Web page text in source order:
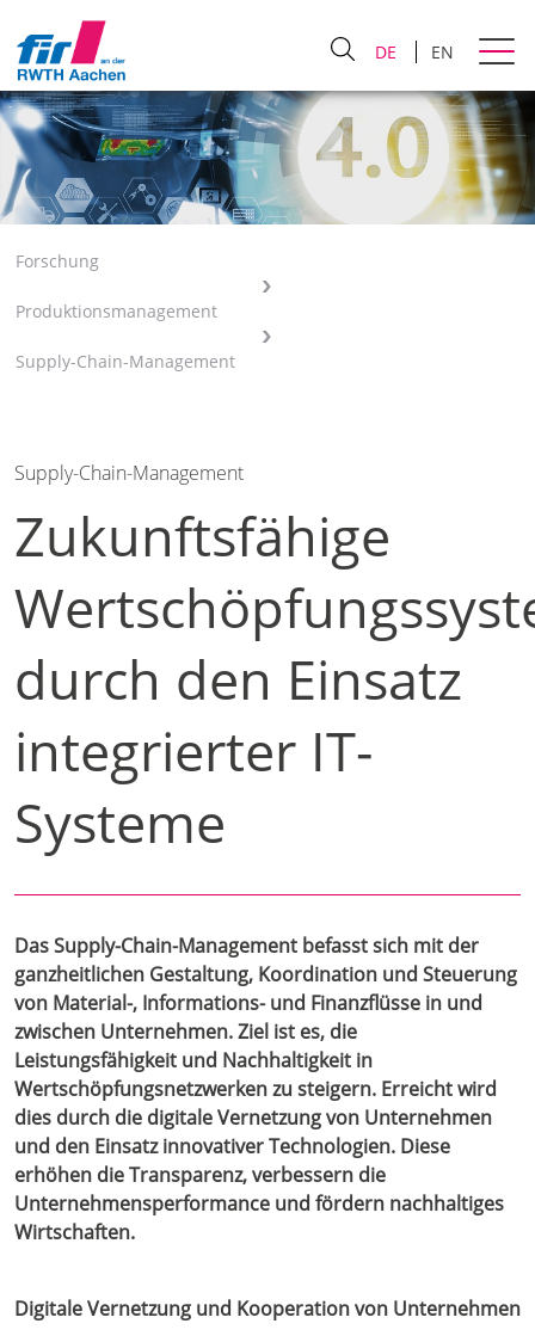
DE EN
Forschung
Produktionsmanagement
Supply-Chain-Management
Supply-Chain-Management
Zukunftsfähige
durch den Einsatz
integrierter IT-
Systeme
Das Supply-Chain-Management befasst sich mit der
ganzheitlichen Gestaltung, Koordination und Steuerung
von Material-, Informations- und Finanzflüsse in und
zwischen Unternehmen. Ziel ist es, die
Leistungsfähigkeit und Nachhaltigkeit in
Wertschöpfungsnetzwerken zu steigern. Erreicht wird
dies durch die digitale Vernetzung von Unternehmen
und den Einsatz innovativer Technologien. Diese
erhöhen die Transparenz, verbessern die
Unternehmensperformance und fördern nachhaltiges
Wirtschaften.
Digitale Vernetzung und Kooperation von Unternehmen